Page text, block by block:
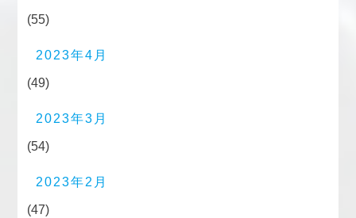
(55)
2023年4月
(49)
2023年3月
(54)
2023年2月
(47)